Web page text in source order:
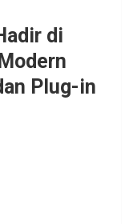
di
Plug-in